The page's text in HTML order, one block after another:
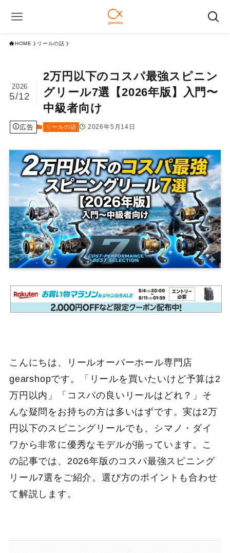
HOME リールの話
2万円以下のコスパ最強スピニン
グリール7選【2026年版】入門〜
中級者向け
2026
5/12
広告 リールの話 2026年5月14日
こんにちは、リールオーバーホール専門店
gearshopです。「リールを買いたいけど予算は2
万円以内」「コスパの良いリールはどれ？」そ
んな疑問をお持ちの方は多いはずです。実は2万
円以下のスピニングリールでも、シマノ・ダイ
ワから非常に優秀なモデルが揃っています。こ
の記事では、2026年版のコスパ最強スピニング
リール7選をご紹介。選び方のポイントも合わせ
て解説します。